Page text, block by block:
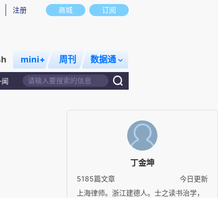
商城 订阅
注册
mini+ 周刊 数据通
丁金坤
5185篇文章
今日更新
上海律师。浙江建德人。士之读书治学，